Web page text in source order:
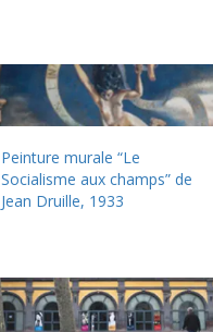
Peinture murale “Le
Socialisme aux champs” de
Jean Druille, 1933